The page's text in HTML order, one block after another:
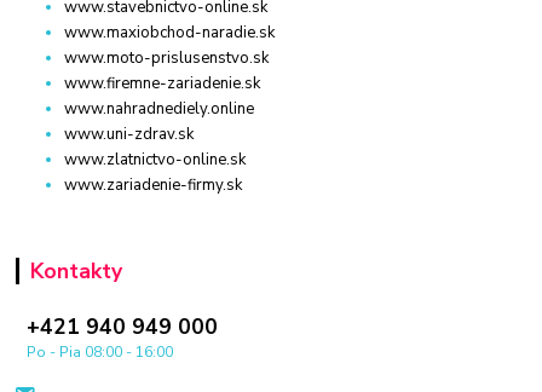
www.stavebnictvo-online.sk
www.maxiobchod-naradie.sk
www.moto-prislusenstvo.sk
www.firemne-zariadenie.sk
www.nahradnediely.online
www.uni-zdrav.sk
www.zlatnictvo-online.sk
www.zariadenie-firmy.sk
Kontakty
+421 940 949 000
Po - Pia 08:00 - 16:00